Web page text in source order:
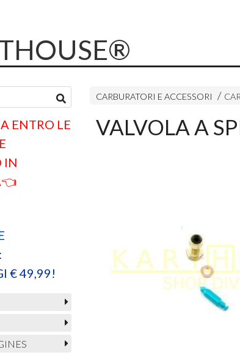
CARBURATORI E ACCESSORI
VALVOLA A
ENTRO LE
IN
€ 49,99!